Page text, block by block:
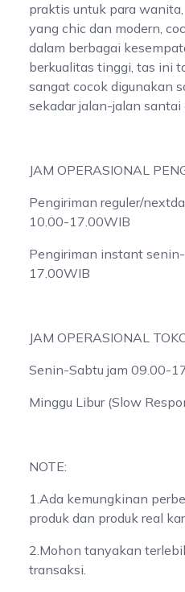
praktis untuk para
yang chic dan modern,
dalam berbagai
berkualitas tinggi, tas ini
sangat cocok digunakan
sekadar jalan-jalan santai
JAM OPERASIONAL
Pengiriman reguler/
10.00-17.00WIB
Pengiriman instant
17.00WIB
JAM OPERASIONAL
Senin-Sabtu jam 09.00-
Minggu Libur (Slow
NOTE:
1.Ada kemungkinan
produk dan produk real
2.Mohon tanyakan
transaksi.